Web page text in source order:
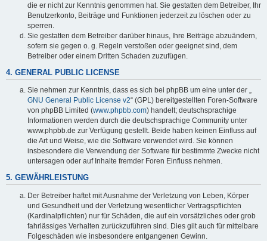
die er nicht zur Kenntnis genommen hat. Sie gestatten dem Betreiber, Ihr
Benutzerkonto, Beiträge und Funktionen jederzeit zu löschen oder zu
sperren.
Sie gestatten dem Betreiber darüber hinaus, Ihre Beiträge abzuändern,
sofern sie gegen o. g. Regeln verstoßen oder geeignet sind, dem
Betreiber oder einem Dritten Schaden zuzufügen.
4. GENERAL PUBLIC LICENSE
Sie nehmen zur Kenntnis, dass es sich bei phpBB um eine unter der „
GNU General Public License v2“ (GPL) bereitgestellten Foren-Software
von phpBB Limited (www.phpbb.com) handelt; deutschsprachige
Informationen werden durch die deutschsprachige Community unter
www.phpbb.de zur Verfügung gestellt. Beide haben keinen Einfluss auf
die Art und Weise, wie die Software verwendet wird. Sie können
insbesondere die Verwendung der Software für bestimmte Zwecke nicht
untersagen oder auf Inhalte fremder Foren Einfluss nehmen.
5. GEWÄHRLEISTUNG
Der Betreiber haftet mit Ausnahme der Verletzung von Leben, Körper
und Gesundheit und der Verletzung wesentlicher Vertragspflichten
(Kardinalpflichten) nur für Schäden, die auf ein vorsätzliches oder grob
fahrlässiges Verhalten zurückzuführen sind. Dies gilt auch für mittelbare
Folgeschäden wie insbesondere entgangenen Gewinn.